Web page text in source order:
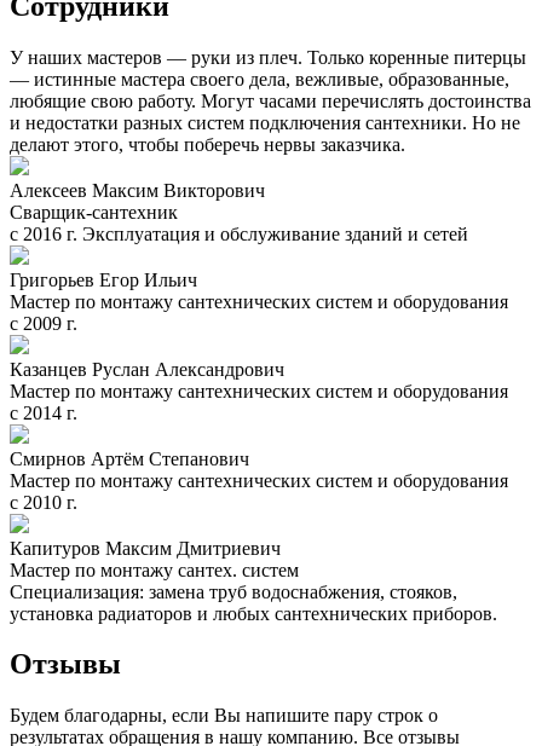
У наших мастеров — руки из плеч. Только коренные питерцы
— истинные мастера своего дела, вежливые, образованные,
любящие свою работу. Могут часами перечислять достоинства
и недостатки разных систем подключения сантехники. Но не
делают этого, чтобы поберечь нервы заказчика.
Алексеев Максим Викторович
Сварщик-сантехник
с 2016 г. Эксплуатация и обслуживание зданий и сетей
Григорьев Егор Ильич
Мастер по монтажу сантехнических систем и оборудования
с 2009 г.
Казанцев Руслан Александрович
Мастер по монтажу сантехнических систем и оборудования
с 2014 г.
Смирнов Артём Степанович
Мастер по монтажу сантехнических систем и оборудования
с 2010 г.
Капитуров Максим Дмитриевич
Мастер по монтажу сантех. систем
Специализация: замена труб водоснабжения, стояков,
установка радиаторов и любых сантехнических приборов.
Отзывы
Будем благодарны, если Вы напишите пару строк о
результатах обращения в нашу компанию. Все отзывы